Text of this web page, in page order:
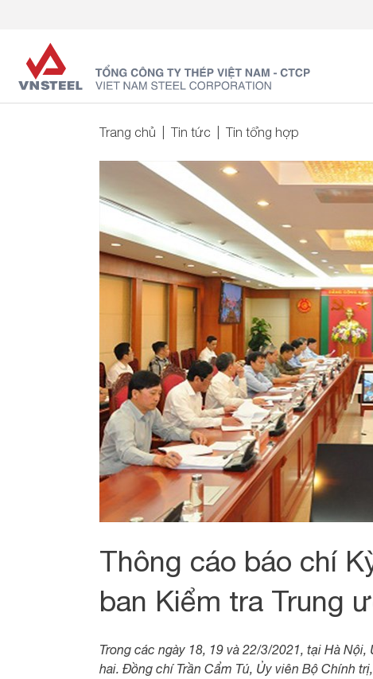
Trang chủ Tin tức Tin tổng hợp
Thông cáo báo chí
ban Kiểm tra Trung
Trong các ngày 18, 19 và 22/3/2021, tại Hà
hai. Đồng chí Trần Cẩm Tú, Ủy viên Bộ Chính